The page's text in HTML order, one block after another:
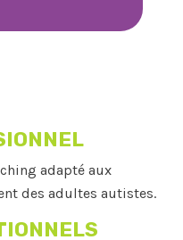
adapté aux
des adultes autistes.